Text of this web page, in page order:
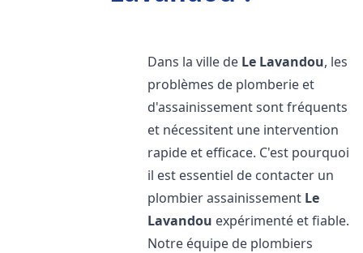
Dans la ville de Le Lavandou, les
problèmes de plomberie et
d'assainissement sont fréquents
et nécessitent une intervention
rapide et efficace. C'est pourquoi
il est essentiel de contacter un
plombier assainissement Le
Lavandou expérimenté et fiable.
Notre équipe de plombiers